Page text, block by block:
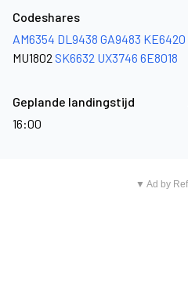
Codeshares
AM6354 DL9438 GA9483 KE6420
MU1802 SK6632 UX3746 6E8018
Geplande landingstijd
16:00
▼ Ad by